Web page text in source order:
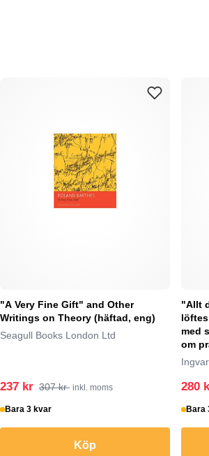
"A Very Fine Gift" and Other
Writings on Theory (häftad, eng)
Seagull Books London Ltd
237 kr 307 kr inkl. moms
Bara 3 kvar
Köp
"Allt
med
om
280
Bara